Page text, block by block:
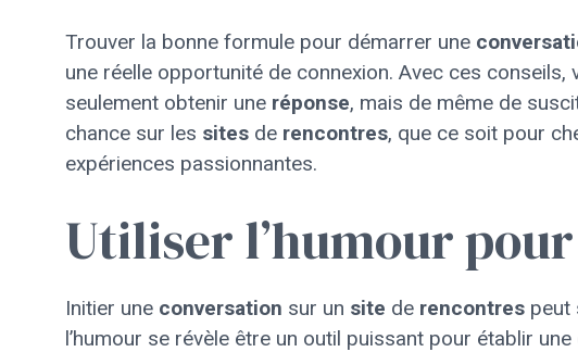
Trouver la bonne formule pour démarrer une
une réelle opportunité de connexion. Avec ces
seulement obtenir une réponse, mais de même de
chance sur les sites de rencontres, que ce soit pour
expériences passionnantes.
Utiliser l’humour
Initier une conversation sur un site de rencontres peut
l’humour se révèle être un outil puissant pour établir